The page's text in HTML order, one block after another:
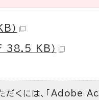
）
38.5 KB）
だくには、「Adobe